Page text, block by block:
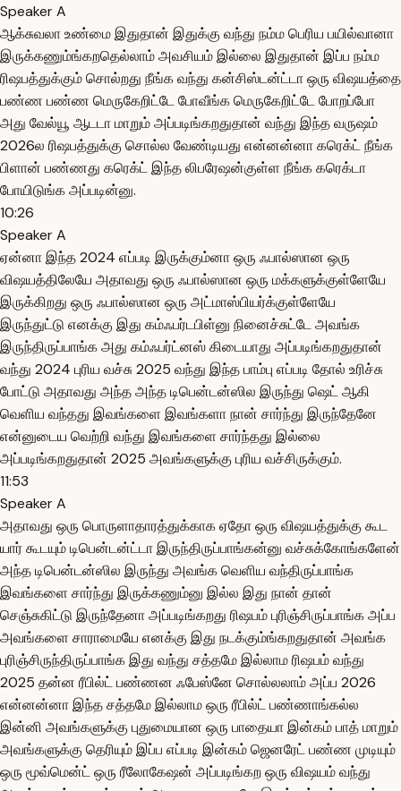
Speaker A
ஆக்சுவலா உண்மை இதுதான் இதுக்கு வந்து நம்ம பெரிய பயில்வானா
இருக்கணும்ங்கறதெல்லாம் அவசியம் இல்லை இதுதான் இப்ப நம்ம
ரிஷபத்துக்கும் சொல்றது நீங்க வந்து கன்சிஸ்டன்ட்டா ஒரு விஷயத்தை
பண்ண பண்ண மெருகேறிட்டே போவீங்க மெருகேறிட்டே போறப்போ
அது வேல்யூ ஆடடா மாறும் அப்படிங்கறதுதான் வந்து இந்த வருஷம்
2026ல ரிஷபத்துக்கு சொல்ல வேண்டியது என்னன்னா கரெக்ட் நீங்க
பிளான் பண்ணது கரெக்ட் இந்த லிபரேஷன்குள்ள நீங்க கரெக்டா
போயிடுங்க அப்படின்னு.
10:26
Speaker A
ஏன்னா இந்த 2024 எப்படி இருக்கும்னா ஒரு ஃபால்ஸான ஒரு
விஷயத்திலேயே அதாவது ஒரு ஃபால்ஸான ஒரு மக்களுக்குள்ளேயே
இருக்கிறது ஒரு ஃபால்ஸான ஒரு அட்மாஸ்பியர்க்குள்ளேயே
இருந்துட்டு எனக்கு இது கம்ஃபர்டபிள்னு நினைச்சுட்டே அவங்க
இருந்திருப்பாங்க அது கம்ஃபர்ட்னஸ் கிடையாது அப்படிங்கறதுதான்
வந்து 2024 புரிய வச்சு 2025 வந்து இந்த பாம்பு எப்படி தோல் உரிச்சு
போட்டு அதாவது அந்த அந்த டிபென்டன்ஸில இருந்து ஷெட் ஆகி
வெளிய வந்தது இவங்களை இவங்களா நான் சார்ந்து இருந்தேனே
என்னுடைய வெற்றி வந்து இவங்களை சார்ந்தது இல்லை
அப்படிங்கறதுதான் 2025 அவங்களுக்கு புரிய வச்சிருக்கும்.
11:53
Speaker A
அதாவது ஒரு பொருளாதாரத்துக்காக ஏதோ ஒரு விஷயத்துக்கு கூட
யார் கூடயும் டிபென்டன்ட்டா இருந்திருப்பாங்கன்னு வச்சுக்கோங்களேன்
அந்த டிபென்டன்ஸில இருந்து அவங்க வெளிய வந்திருப்பாங்க
இவங்களை சார்ந்து இருக்கணும்னு இல்ல இது நான் தான்
செஞ்சுகிட்டு இருந்தேனா அப்படிங்கறது ரிஷபம் புரிஞ்சிருப்பாங்க அப்ப
அவங்களை சாராமையே எனக்கு இது நடக்கும்ங்கறதுதான் அவங்க
புரிஞ்சிருந்திருப்பாங்க இது வந்து சத்தமே இல்லாம ரிஷபம் வந்து
2025 தன்ன ரீபில்ட் பண்ணன ஃபேஸ்னே சொல்லலாம் அப்ப 2026
என்னன்னா இந்த சத்தமே இல்லாம ஒரு ரீபில்ட் பண்ணாங்கல்ல
இன்னி அவங்களுக்கு புதுமையான ஒரு பாதையா இன்கம் பாத் மாறும்
அவங்களுக்கு தெரியும் இப்ப எப்படி இன்கம் ஜெனரேட் பண்ண முடியும்
ஒரு மூவ்மென்ட் ஒரு ரீலோகேஷன் அப்படிங்கற ஒரு விஷயம் வந்து